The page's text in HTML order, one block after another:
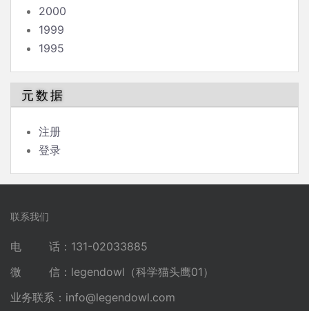
2000
1999
1995
元数据
注册
登录
联系我们
电 话：131-02033885
微 信：legendowl（科学猫头鹰01）
业务联系： info@legendowl.com